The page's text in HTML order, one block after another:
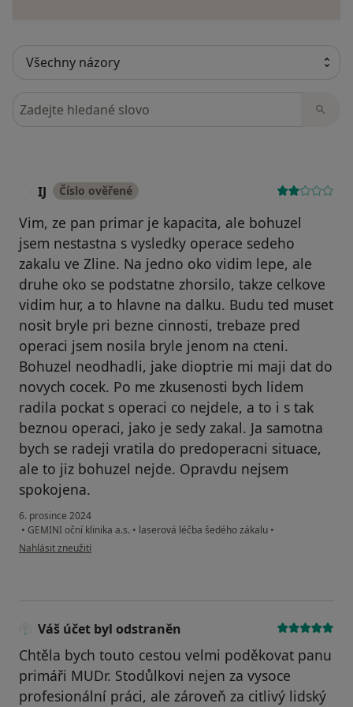
Hledejte v názorech
IJ Číslo ověřené
Vim, ze pan primar je kapacita, ale bohuzel
jsem nestastna s vysledky operace sedeho
zakalu ve Zline. Na jedno oko vidim lepe, ale
druhe oko se podstatne zhorsilo, takze celkove
vidim hur, a to hlavne na dalku. Budu ted muset
nosit bryle pri bezne cinnosti, trebaze pred
operaci jsem nosila bryle jenom na cteni.
Bohuzel neodhadli, jake dioptrie mi maji dat do
novych cocek. Po me zkusenosti bych lidem
radila pockat s operaci co nejdele, a to i s tak
beznou operaci, jako je sedy zakal. Ja samotna
bych se radeji vratila do predoperacni situace,
ale to jiz bohuzel nejde. Opravdu nejsem
spokojena.
6. prosince 2024
• GEMINI oční klinika a.s. • laserová léčba šedého zákalu •
podle názoru uživatele IJ
Nahlásit zneužití
Váš účet byl odstraněn
Chtěla bych touto cestou velmi poděkovat panu
primáři MUDr. Stodůlkovi nejen za vysoce
profesionální práci, ale zároveň za citlivý lidský